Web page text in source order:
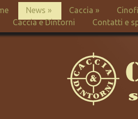
News » Caccia »
Caccia e Dintorni
Contatti e